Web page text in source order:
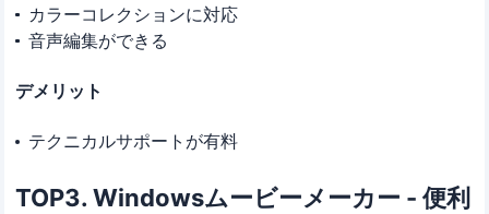
カラーコレクションに対応
音声編集ができる
デメリット
テクニカルサポートが有料
TOP3. Windowsムービーメーカー - 便利